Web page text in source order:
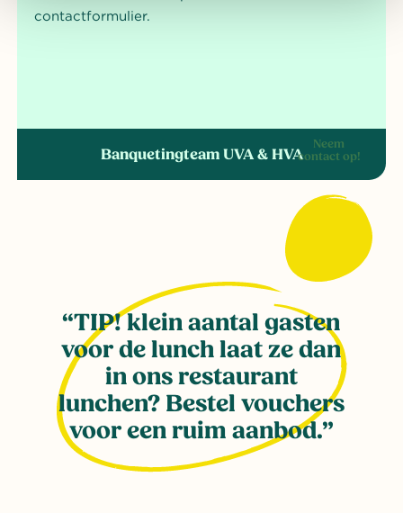
contactformulier.
Neem
contact op!
Banquetingteam UVA & HVA
TIP! klein aantal gasten
voor de lunch laat ze dan
in ons restaurant
lunchen? Bestel vouchers
voor een ruim aanbod.